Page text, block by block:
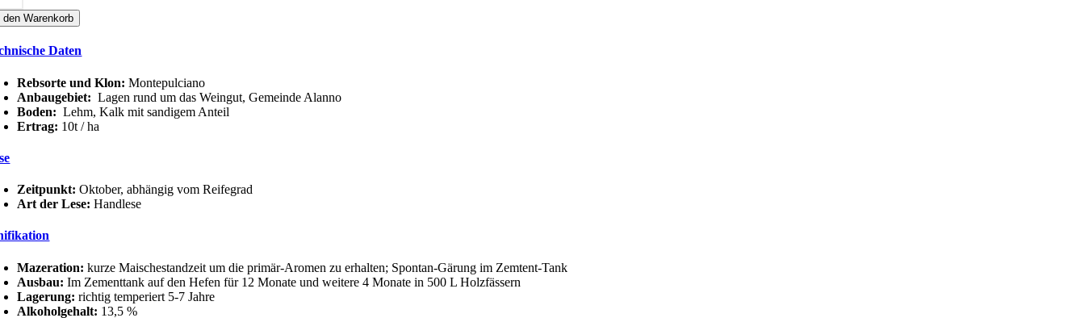
den Warenkorb
Daten
Rebsorte und Klon: Montepulciano
Anbaugebiet: Lagen rund um das Weingut, Gemeinde Alanno
Boden: Lehm, Kalk mit sandigem Anteil
Ertrag: 10t / ha
Zeitpunkt: Oktober, abhängig vom Reifegrad
Art der Lese:Handlese
Mazeration:kurze Maischestandzeit um die primär-Aromen zu erhalten; Spontan-Gärung im Zemtent-Tank
Ausbau: Im Zementtank auf den Hefen für 12 Monate und weitere 4 Monate in 500 L Holzfässern
Lagerung:richtig temperiert 5-7 Jahre
Alkoholgehalt: 13,5 %